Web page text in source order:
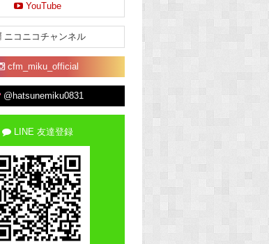
YouTube
ニコニコチャンネル
cfm_miku_official
@hatsunemiku0831
LINE 友達登録